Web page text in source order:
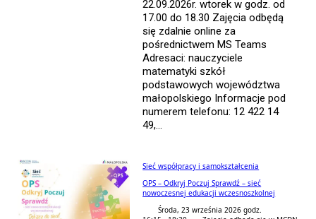
22.09.2026r. wtorek w godz. od
17.00 do 18.30 Zajęcia odbędą
się zdalnie online za
pośrednictwem MS Teams
Adresaci: nauczyciele
matematyki szkół
podstawowych województwa
małopolskiego Informacje pod
numerem telefonu: 12 422 14
49,...
Sieć współpracy i samokształcenia
OPS – Odkryj Poczuj Sprawdź – sieć
nowoczesnej edukacji wczesnoszkolnej
Środa, 23 września 2026 godz.